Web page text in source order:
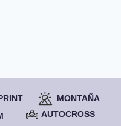
MONTAÑA
AUTOCROSS